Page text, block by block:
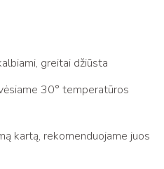
greitai džiūsta
30° temperatūros
kartą, rekomenduojame juos